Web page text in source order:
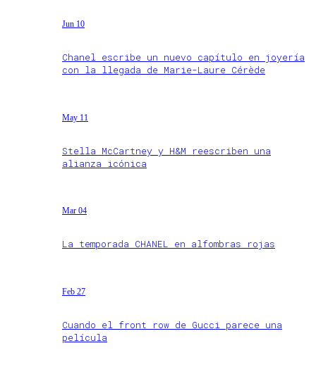
Jun 10
Chanel escribe un nuevo capítulo en joyería
con la llegada de Marie-Laure Cérède
May 11
Stella McCartney y H&M reescriben una
alianza icónica
Mar 04
La temporada CHANEL en alfombras rojas
Feb 27
Cuando el front row de Gucci parece una
película